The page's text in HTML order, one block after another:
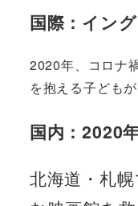
国際：イン
2020年、コロナ
を抱える子ども
国内：2020
北海道・札